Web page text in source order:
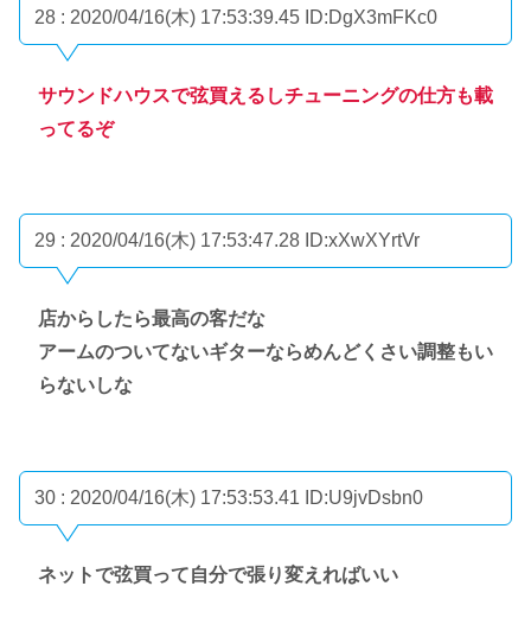
28 : 2020/04/16(木) 17:53:39.45 ID:DgX3mFKc0
サウンドハウスで弦買えるしチューニングの仕方も載
ってるぞ
29 : 2020/04/16(木) 17:53:47.28 ID:xXwXYrtVr
店からしたら最高の客だな
アームのついてないギターならめんどくさい調整もい
らないしな
30 : 2020/04/16(木) 17:53:53.41 ID:U9jvDsbn0
ネットで弦買って自分で張り変えればいい